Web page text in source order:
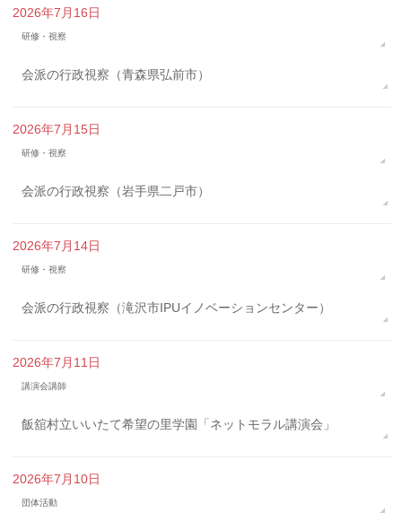
2026年7月16日
研修・視察
会派の行政視察（青森県弘前市）
2026年7月15日
研修・視察
会派の行政視察（岩手県二戸市）
2026年7月14日
研修・視察
会派の行政視察（滝沢市IPUイノベーションセンター）
2026年7月11日
講演会講師
飯舘村立いいたて希望の里学園「ネットモラル講演会」
2026年7月10日
団体活動